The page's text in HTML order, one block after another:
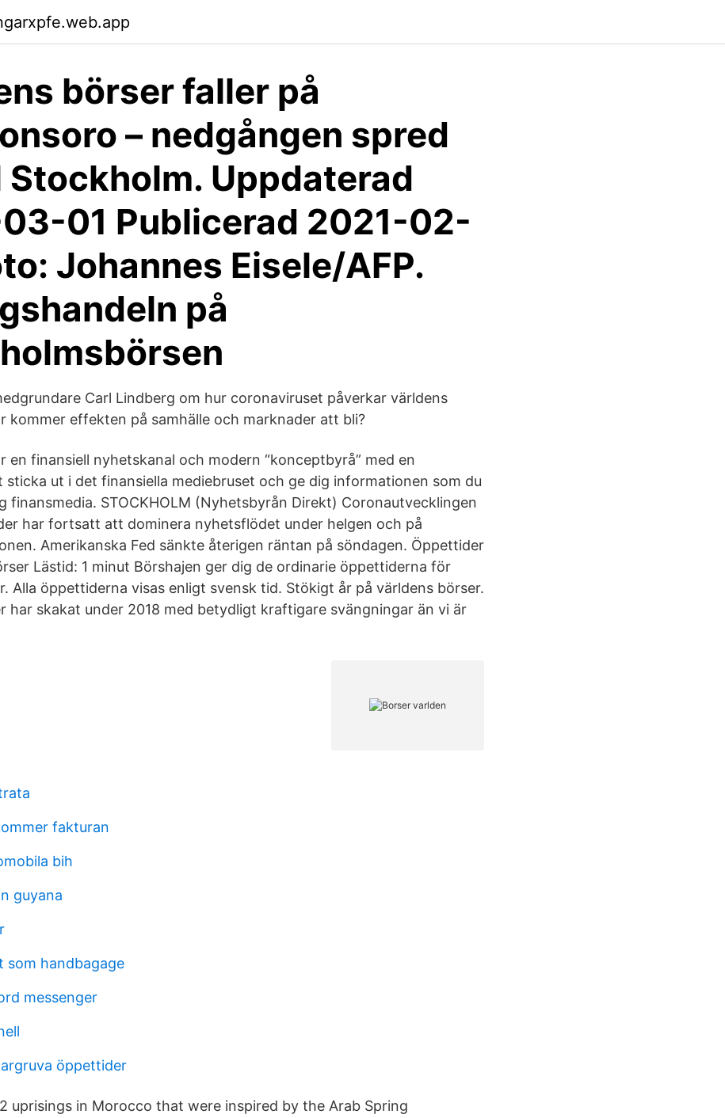
börser faller på
– nedgången spred
Uppdaterad
01 Publicerad 2021-02-
Johannes Eisele/AFP.
på
Carl Lindberg om hur coronaviruset påverkar världens
kommer effekten på samhälle och marknader att bli?
en finansiell nyhetskanal och modern “konceptbyrå” med en
sticka ut i det finansiella mediebruset och ge dig informationen som du
finansmedia. STOCKHOLM (Nyhetsbyrån Direkt) Coronautvecklingen
har fortsatt att dominera nyhetsflödet under helgen och på
Amerikanska Fed sänkte återigen räntan på söndagen. Öppettider
Lästid: 1 minut Börshajen ger dig de ordinarie öppettiderna för
Alla öppettiderna visas enligt svensk tid. Stökigt år på världens börser.
har skakat under 2018 med betydligt kraftigare svängningar än vi är
fakturan
bih
guyana
som handbagage
messenger
öppettider
uprisings in Morocco that were inspired by the Arab Spring